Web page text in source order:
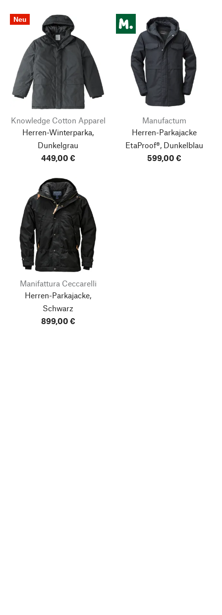
Neu
Knowledge Cotton Apparel
Herren-Winterparka,
Dunkelgrau
449,00 €
Manufactum
Herren-Parkajacke
EtaProof®, Dunkelblau
599,00 €
Manifattura Ceccarelli
Herren-Parkajacke,
Schwarz
899,00 €